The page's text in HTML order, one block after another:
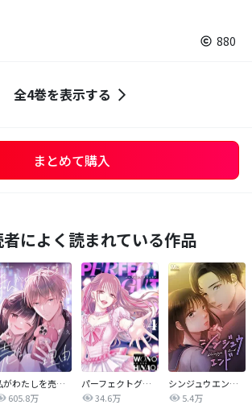
880
全4巻を表示する
まとめて購入
によく読まれている作品
私がわたしを売る理由
605.8万
パーフェクトグリッター
34.6万
シンジュウエンド【タテヨミ】
5.4万